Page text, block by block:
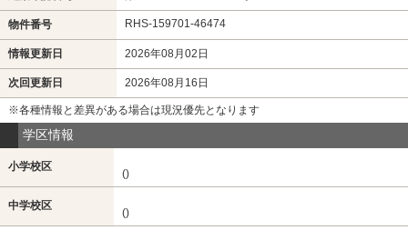
物件番号 RHS-159701-46474
情報更新日 2026年08月02日
次回更新日 2026年08月16日
※各種情報と差異がある場合は現況優先となります
学区情報
小学校区
()
中学校区
()